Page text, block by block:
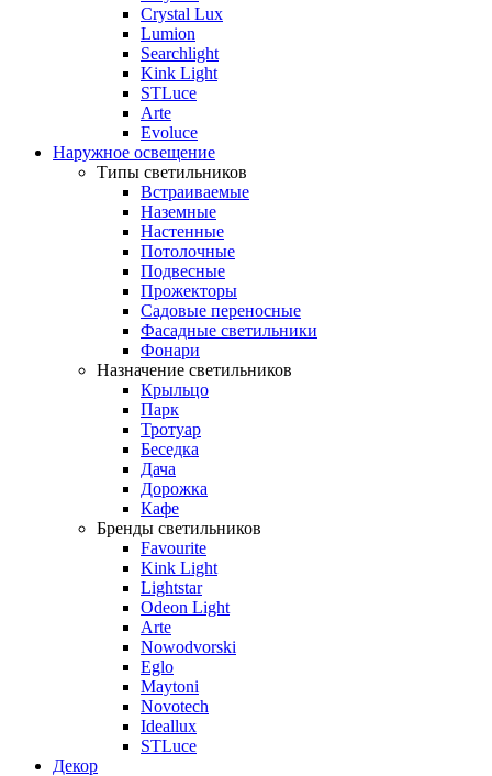
Crystal Lux
Lumion
Searchlight
Kink Light
STLuce
Arte
Evoluce
Наружное освещение
Типы светильников
Встраиваемые
Наземные
Настенные
Потолочные
Подвесные
Прожекторы
Садовые переносные
Фасадные светильники
Фонари
Назначение светильников
Крыльцо
Парк
Тротуар
Беседка
Дача
Дорожка
Кафе
Бренды светильников
Favourite
Kink Light
Lightstar
Odeon Light
Arte
Nowodvorski
Eglo
Maytoni
Novotech
Ideallux
STLuce
Декор